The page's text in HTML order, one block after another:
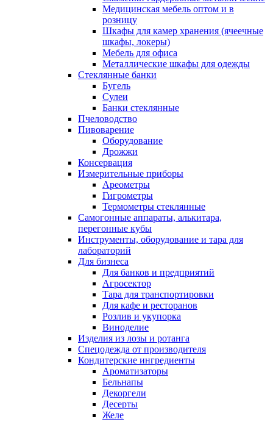
Медицинская мебель оптом и в
розницу
Шкафы для камер хранения (ячеечные
шкафы, локеры)
Мебель для офиса
Металлические шкафы для одежды
Стеклянные банки
Бугель
Сулеи
Банки стеклянные
Пчеловодство
Пивоварение
Оборудование
Дрожжи
Консервация
Измерительные приборы
Ареометры
Гигрометры
Термометры стеклянные
Самогонные аппараты, алькитара,
перегонные кубы
Инструменты, оборудование и тара для
лабораторий
Для бизнеса
Для банков и предприятий
Агросектор
Тара для транспортировки
Для кафе и ресторанов
Розлив и укупорка
Виноделие
Изделия из лозы и ротанга
Спецодежда от производителя
Кондитерские ингредиенты
Ароматизаторы
Бельнапы
Декоргели
Десерты
Желe